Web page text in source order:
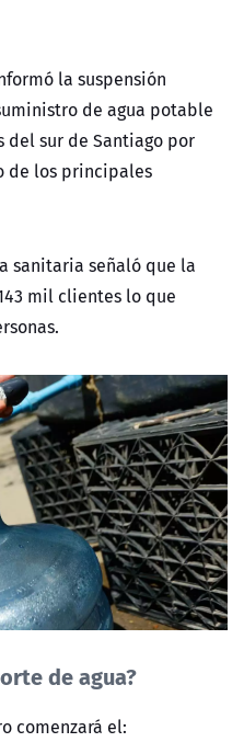
la suspensión
de agua potable
del sur de Santiago por
de los principales
sanitaria señaló que la
mil clientes lo que
de agua?
comenzará el: